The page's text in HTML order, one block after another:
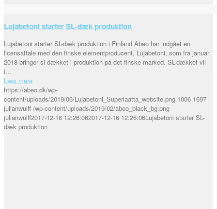
Lujabetoni starter SL-dæk produktion
Lujabetoni starter SL-dæk produktion i Finland Abeo har indgået en
licensaftale med den finske elementproducent, Lujabetoni, som fra januar
2018 bringer sl-dækket i produktion på det finske marked. SL-dækket vil
i...
Læs mere
https://abeo.dk/wp-
content/uploads/2019/06/Lujabetoni_Superlaatta_website.png 1006 1697
julianwulff /wp-content/uploads/2019/02/abeo_black_bg.png
julianwulff2017-12-16 12:26:062017-12-16 12:26:06Lujabetoni starter SL-
dæk produktion